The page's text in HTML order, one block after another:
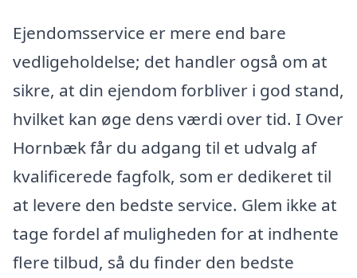
Ejendomsservice er mere end bare
vedligeholdelse; det handler også om at
sikre, at din ejendom forbliver i god stand,
hvilket kan øge dens værdi over tid. I Over
Hornbæk får du adgang til et udvalg af
kvalificerede fagfolk, som er dedikeret til
at levere den bedste service. Glem ikke at
tage fordel af muligheden for at indhente
flere tilbud, så du finder den bedste